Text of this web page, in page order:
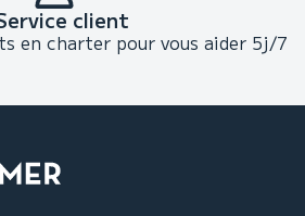
client
en charter pour vous aider 5j/7